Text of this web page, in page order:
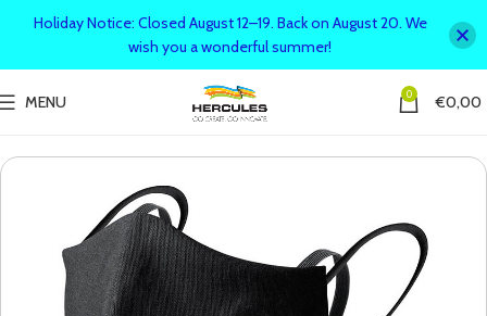
MENU 0 €0,00
Holiday Notice: Closed August 12–19. Back on August 20. We
wish you a wonderful summer!